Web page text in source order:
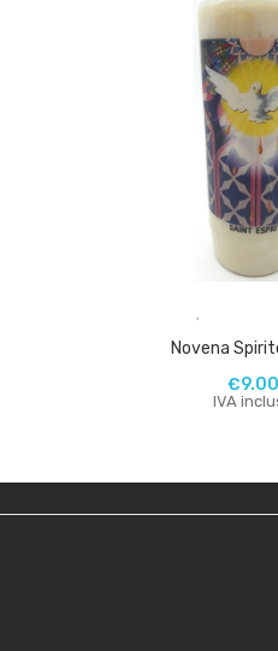
,
Novena
€9.00
IVA